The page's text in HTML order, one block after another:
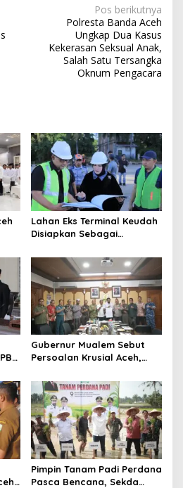
Pos berikutnya
Polresta Banda Aceh
Ungkap Dua Kasus
Kekerasan Seksual Anak,
Salah Satu Tersangka
Oknum Pengacara
Lahan Eks Terminal Keudah
Disiapkan Sebagai
Pusat Bisnis Terintegrasi
Gubernur Mualem Sebut
Persoalan Krusial Aceh,
Hingga LGBT
Pimpin Tanam Padi Perdana
Pasca Bencana, Sekda